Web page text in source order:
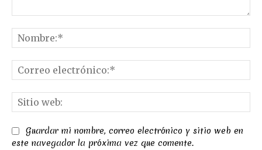
Guardar mi nombre, correo electrónico y sitio web en
este navegador la próxima vez que comente.